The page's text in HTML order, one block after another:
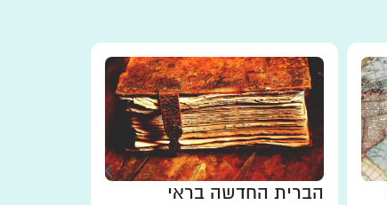
הברית החדשה בראי